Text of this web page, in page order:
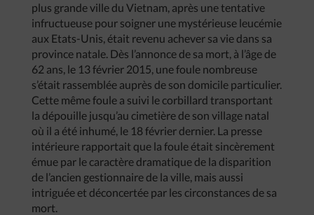
plus grande ville du Vietnam, après une tentative
infructueuse pour soigner une mystérieuse leucémie
aux Etats-Unis, était revenu achever sa vie dans sa
province natale. Dès l’annonce de sa mort, à l’âge de
62 ans, le 13 février 2015, une foule nombreuse
s’était rassemblée auprès de son domicile particulier.
Cette même foule a suivi le corbillard transportant
la dépouille jusqu’au cimetière de son village natal
où il a été inhumé, le 18 février dernier. La presse
intérieure rapportait que la foule était sincèrement
émue par le caractère dramatique de la disparition
de l’ancien gestionnaire de la ville, mais aussi
intriguée et déconcertée par les circonstances de sa
mort.